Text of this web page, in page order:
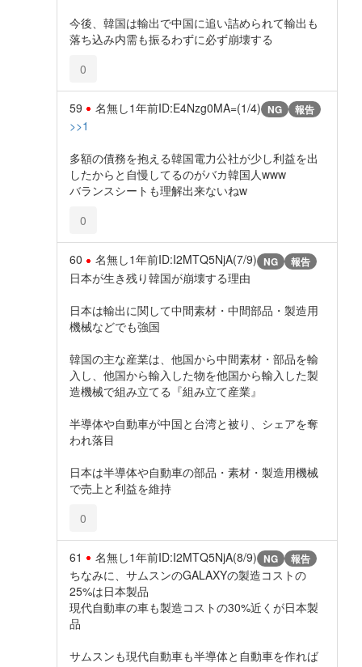
今後、韓国は輸出で中国に追い詰められて輸出も
落ち込み内需も振るわずに必ず崩壊する
0
59 名無し1年前ID:E4Nzg0MA=(1/4) NG 報告
>>1
多額の債務を抱える韓国電力公社が少し利益を出
したからと自慢してるのがバカ韓国人www
バランスシートも理解出来ないねw
0
60 名無し1年前ID:I2MTQ5NjA(7/9) NG 報告
日本が生き残り韓国が崩壊する理由
日本は輸出に関して中間素材・中間部品・製造用
機械などでも強国
韓国の主な産業は、他国から中間素材・部品を輸
入し、他国から輸入した物を他国から輸入した製
造機械で組み立てる『組み立て産業』
半導体や自動車が中国と台湾と被り、シェアを奪
われ落目
日本は半導体や自動車の部品・素材・製造用機械
で売上と利益を維持
0
61 名無し1年前ID:I2MTQ5NjA(8/9) NG 報告
ちなみに、サムスンのGALAXYの製造コストの
25%は日本製品
現代自動車の車も製造コストの30%近くが日本製
品
サムスンも現代自動車も半導体と自動車を作れば